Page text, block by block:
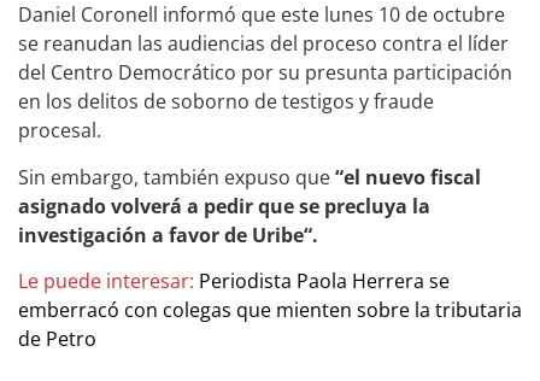
Daniel Coronell informó que este lunes 10 de octubre
se reanudan las audiencias del proceso contra el líder
del Centro Democrático por su presunta participación
en los delitos de soborno de testigos y fraude
procesal.
Sin embargo, también expuso que“el nuevo fiscal
asignado volverá a pedir que se precluya la
investigación a favor de Uribe“.
Le puede interesar: Periodista Paola Herrera se
emberracó con colegas que mienten sobre la tributaria
de Petro